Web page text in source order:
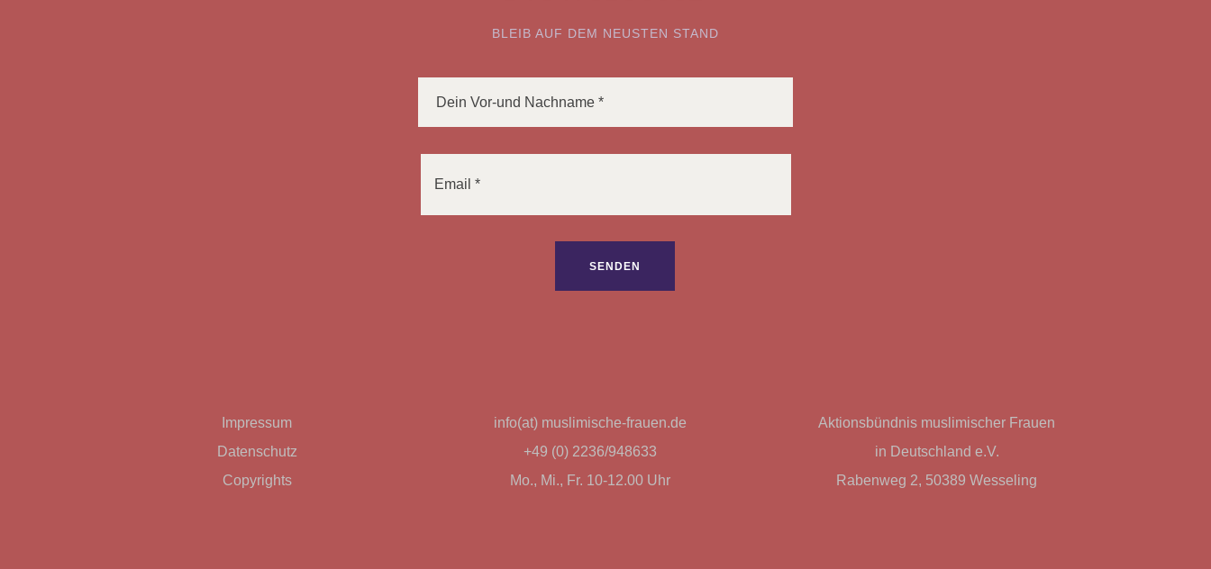
BLEIB AUF DEM NEUSTEN STAND
Impressum
Datenschutz
Copyrights
info(at) muslimische-frauen.de
+49 (0) 2236/948633
Mo., Mi., Fr. 10-12.00 Uhr
Aktionsbündnis muslimischer Frauen
in Deutschland e.V.
Rabenweg 2, 50389 Wesseling